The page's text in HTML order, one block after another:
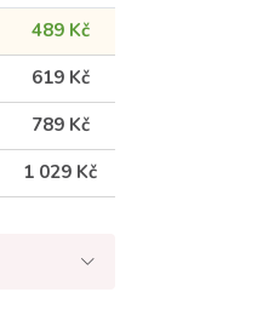
489 Kč
619 Kč
789 Kč
1 029 Kč